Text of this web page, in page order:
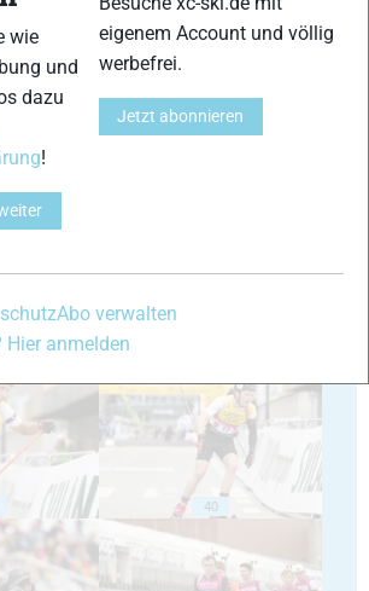
40
wie
und
dazu
!
eigenem Account und völlig
werbefrei.
Jetzt abonnieren
Abo verwalten
Hier anmelden